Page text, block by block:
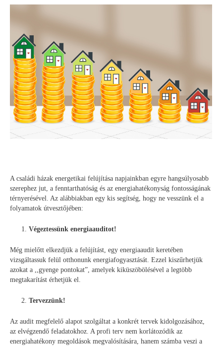
A családi házak energetikai felújítása napjainkban egyre hangsúlyosabb
szerephez jut, a fenntarthatóság és az energiahatékonyság fontosságának
térnyerésével. Az alábbiakban egy kis segítség, hogy ne vesszünk el a
folyamatok útvesztőjében:
Végeztessünk energiaauditot!
Még mielőtt elkezdjük a felújítást, egy energiaaudit keretében
vizsgáltassuk felül otthonunk energiafogyasztását. Ezzel kiszűrhetjük
azokat a ,,gyenge pontokat”, amelyek kiküszöbölésével a legtöbb
megtakarítást érhetjük el.
Tervezzünk!
Az audit megfelelő alapot szolgáltat a konkrét tervek kidolgozásához,
az elvégzendő feladatokhoz. A profi terv nem korlátozódik az
energiahatékony megoldások megvalósítására, hanem számba veszi a